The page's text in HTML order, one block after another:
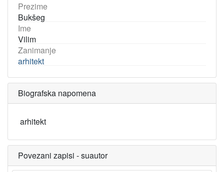
Prezime
Bukšeg
Ime
Vilim
Zanimanje
arhitekt
Biografska napomena
arhitekt
Povezani zapisi - suautor